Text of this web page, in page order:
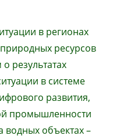
в регионах
ресурсов
результатах
в системе
развития,
промышленности
водных объектах –